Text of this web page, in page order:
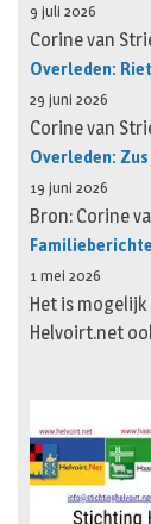
9 juli 2026
Corine van
Overleden:
29 juni 2026
Corine van
Overleden:
19 juni 2026
Bron: Corine
1 mei 2026
Het is
Helvoirt.net